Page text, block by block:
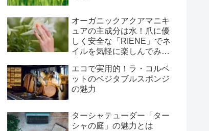
オーガニックアクアマニキ
ュアの主成分は水！爪に優
しく安全な「RIENE」でネ
イルを気軽に楽しんでみま
エコで実用的！ラ・コルベ
ットのベジタブルスポンジ
の魅力
ターシャテューダー「ター
シャの庭」の魅力とは